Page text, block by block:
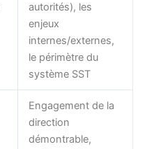
autorités), les
enjeux
internes/externes,
le périmètre du
système SST
Engagement de la
direction
démontrable,